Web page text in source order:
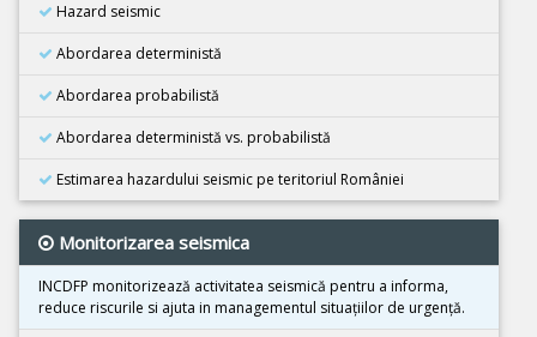
Cutremur M7.4, Filipine
30 Septembrie 2025
Cutremur M7.8, Kamceatka
13 Septembrie 2025
Cutremur M7.4, Kamceatka
31 August 2025
Cutremur M6.0, Afganistan
Hazard seismic
Abordarea deterministă
Abordarea probabilistă
Abordarea deterministă vs. probabilistă
Estimarea hazardului seismic pe teritoriul României
Monitorizarea seismica
INCDFP monitorizează activitatea seismică pentru a informa,
reduce riscurile si ajuta in managementul situaţiilor de urgenţă.